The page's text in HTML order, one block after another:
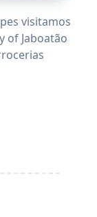
visitamos
of Jaboatão